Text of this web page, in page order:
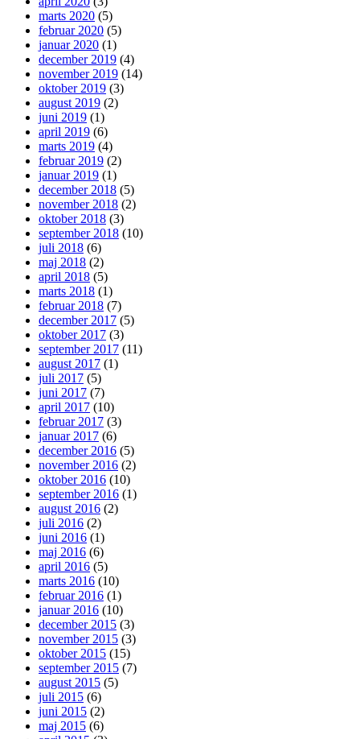
marts 2020 (5)
februar 2020 (5)
januar 2020 (1)
december 2019 (4)
november 2019 (14)
oktober 2019 (3)
august 2019 (2)
juni 2019 (1)
april 2019 (6)
marts 2019 (4)
februar 2019 (2)
januar 2019 (1)
december 2018 (5)
november 2018 (2)
oktober 2018 (3)
september 2018 (10)
juli 2018 (6)
maj 2018 (2)
april 2018 (5)
marts 2018 (1)
februar 2018 (7)
december 2017 (5)
oktober 2017 (3)
september 2017 (11)
august 2017 (1)
juli 2017 (5)
juni 2017 (7)
april 2017 (10)
februar 2017 (3)
januar 2017 (6)
december 2016 (5)
november 2016 (2)
oktober 2016 (10)
september 2016 (1)
august 2016 (2)
juli 2016 (2)
juni 2016 (1)
maj 2016 (6)
april 2016 (5)
marts 2016 (10)
februar 2016 (1)
januar 2016 (10)
december 2015 (3)
november 2015 (3)
oktober 2015 (15)
september 2015 (7)
august 2015 (5)
juli 2015 (6)
juni 2015 (2)
maj 2015 (6)